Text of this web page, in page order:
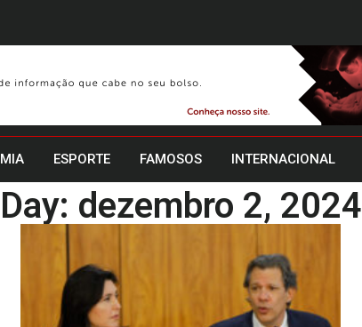
ESPORTE FAMOSOS INTERNACIONAL
Day: dezembro 2, 2024